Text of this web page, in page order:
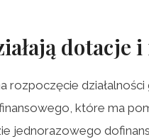
dotacje i
rozpoczęcie
które ma
jednorazowego